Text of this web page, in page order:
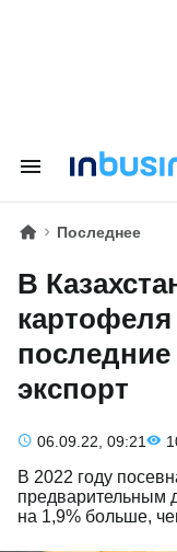
Последнее
В
экспорт
06.09.22, 09:21
В 2022 году
предварительным
на 1,9% больше,